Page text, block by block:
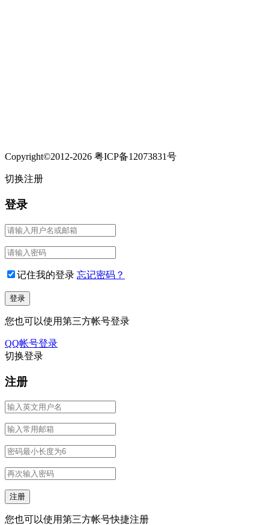
Copyright©2012-2026 粤ICP备12073831号
切换注册
登录
记住我的登录 忘记密码？
您也可以使用第三方帐号登录
QQ帐号登录
切换登录
注册
您也可以使用第三方帐号快捷注册